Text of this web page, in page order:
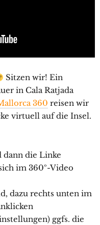
Sitzen wir! Ein
in Cala Ratjada
360 reisen wir
virtuell auf die Insel.
dann die Linke
im 360º-Video
dazu rechts unten im
ggfs. die